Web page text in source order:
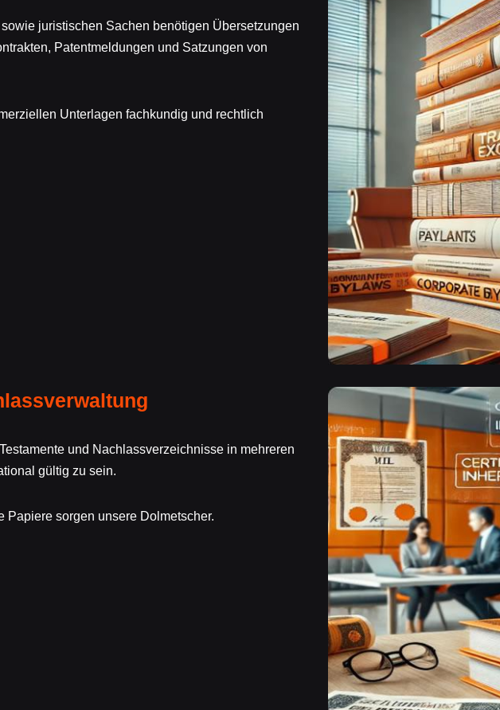
juristischen Sachen benötigen Übersetzungen
Patentmeldungen und Satzungen von
Unterlagen fachkundig und rechtlich
und Nachlassverzeichnisse in mehreren
gültig zu sein.
Papiere sorgen unsere Dolmetscher.